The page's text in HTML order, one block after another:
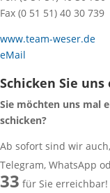
Fax (0 51 51) 40 30 739
www.team-weser.de
eMail
Schicken Sie
Sie möchten uns mal
schicken?
Ab sofort sind wir auch,
Telegram, WhatsApp
33 für Sie erreichbar!